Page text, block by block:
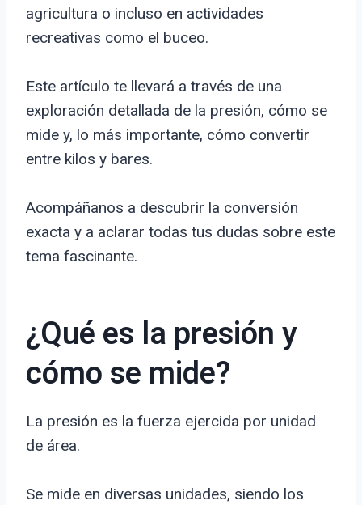
agricultura o incluso en actividades
recreativas como el buceo.
Este artículo te llevará a través de una
exploración detallada de la presión, cómo se
mide y, lo más importante, cómo convertir
entre kilos y bares.
Acompáñanos a descubrir la conversión
exacta y a aclarar todas tus dudas sobre este
tema fascinante.
¿Qué es la presión y
cómo se mide?
La presión es la fuerza ejercida por unidad
de área.
Se mide en diversas unidades, siendo los